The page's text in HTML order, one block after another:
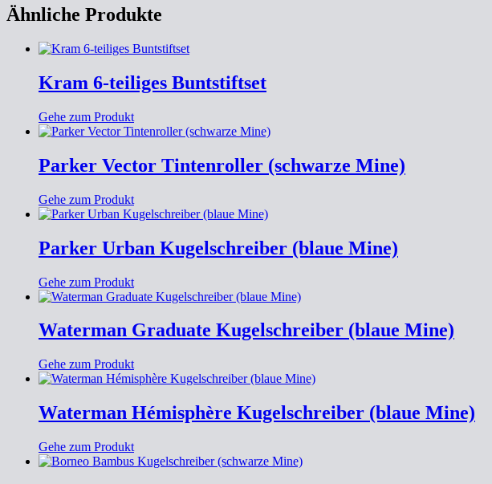
Ähnliche Produkte
Kram 6-teiliges Buntstiftset
Gehe zum Produkt
Parker Vector Tintenroller (schwarze Mine)
Gehe zum Produkt
Parker Urban Kugelschreiber (blaue Mine)
Gehe zum Produkt
Waterman Graduate Kugelschreiber (blaue Mine)
Gehe zum Produkt
Waterman Hémisphère Kugelschreiber (blaue Mine)
Gehe zum Produkt